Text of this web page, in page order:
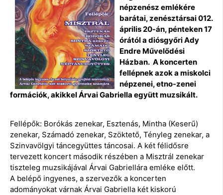
népzenész emlékére
barátai, zenésztársai 012.
április 20-án, pénteken 17
órától a diósgyőri Ady
Endre Művelődési
Házban. A koncerten
fellépnek azok a miskolci
népzenei, etno-zenei
formációk, akikkel Árvai Gabriella együtt muzsikált.
Fellépők: Borókás zenekar, Esztenás, Mintha (Keserű)
zenekar, Számadó zenekar, Szöktető, Tényleg zenekar, a
Szinvavölgyi táncegyüttes táncosai. A két félidősre
tervezett koncert második részében a Misztrál zenekar
tiszteleg muzsikájával Árvai Gabriellára emléke előtt.
A belépő ingyenes, a szervezők a koncerten
adományokat várnak Árvai Gabriella két kiskorú